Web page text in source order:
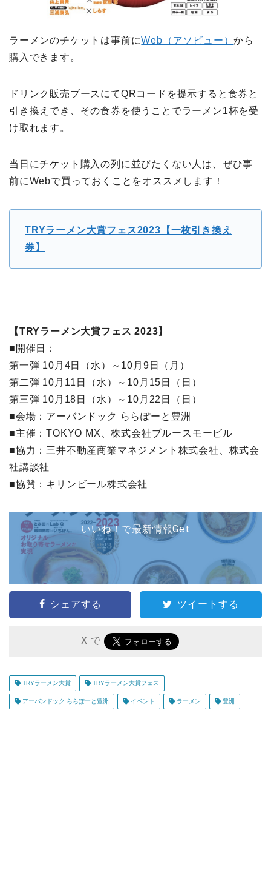
ラーメンのチケットは事前にWeb（アソビュー）から
購入できます。
ドリンク販売ブースにてQRコードを提示すると食券と
引き換えでき、その食券を使うことでラーメン1杯を受
け取れます。
当日にチケット購入の列に並びたくない人は、ぜひ事
前にWebで買っておくことをオススメします！
TRYラーメン大賞フェス2023【一枚引き換え
券】
【TRYラーメン大賞フェス 2023】
■開催日：
第一弾 10月4日（水）～10月9日（月）
第二弾 10月11日（水）～10月15日（日）
第三弾 10月18日（水）～10月22日（日）
■会場：アーバンドック ららぽーと豊洲
■主催：TOKYO MX、株式会社ブルースモービル
■協力：三井不動産商業マネジメント株式会社、株式会
社講談社
■協賛：キリンビール株式会社
いいね！で最新情報Get
シェアする ツイートする
X で
TRYラーメン大賞 TRYラーメン大賞フェス
アーバンドック ららぽーと豊洲 イベント ラーメン 豊洲